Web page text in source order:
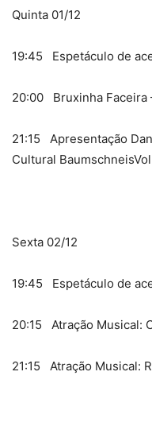
Quinta 01/12
19:45 Espetáculo de
20:00 Bruxinha Faceira
21:15 Apresentação
Cultural
Sexta 02/12
19:45 Espetáculo de
20:15 Atração Musical:
21:15 Atração Musical: